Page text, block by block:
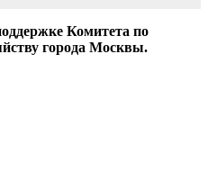
Комитета по
города Москвы.